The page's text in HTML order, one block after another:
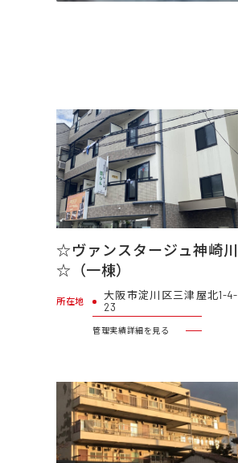
☆ヴァンスタージュ神崎川
☆（一棟）
所在地
大阪市淀川区三津屋北1-4-
23
管理実績詳細を見る